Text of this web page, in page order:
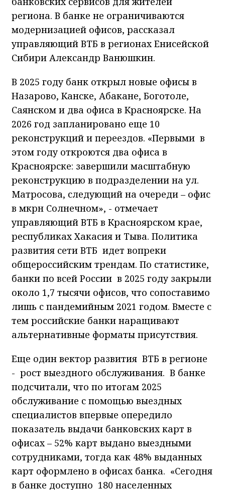
региона. В банке не ограничиваются
модернизацией офисов, рассказал
управляющий ВТБ в регионах Енисейской
Сибири Александр Ванюшкин.
В 2025 году банк открыл новые офисы в
Назарово, Канске, Абакане, Боготоле,
Саянском и два офиса в Красноярске. На
2026 год запланировано еще 10
реконструкций и переездов. «Первыми в
этом году откроются два офиса в
Красноярске: завершили масштабную
реконструкцию в подразделении на ул.
Матросова, следующий на очереди – офис
в мкрн Солнечном», - отмечает
управляющий ВТБ в Красноярском крае,
республиках Хакасия и Тыва. Политика
развития сети ВТБ идет вопреки
общероссийским трендам. По статистике,
банки по всей России в 2025 году закрыли
около 1,7 тысячи офисов, что сопоставимо
лишь с пандемийным 2021 годом. Вместе с
тем российские банки наращивают
альтернативные форматы присутствия.
Еще один вектор развития ВТБ в регионе
- рост выездного обслуживания. В банке
подсчитали, что по итогам 2025
обслуживание с помощью выездных
специалистов впервые опередило
показатель выдачи банковских карт в
офисах – 52% карт выдано выездными
сотрудниками, тогда как 48% выданных
карт оформлено в офисах банка. «Сегодня
в банке доступно 180 населенных